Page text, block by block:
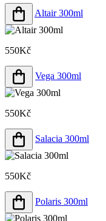
Altair 300ml
550Kč
Vega 300ml
550Kč
Salacia 300ml
550Kč
Polaris 300ml